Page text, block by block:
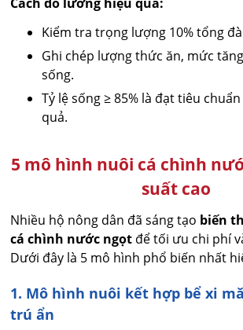
Cách đo lường hiệu quả:
Kiểm tra trọng lượng 10% tổng
Ghi chép lượng thức ăn, mức
sống.
Tỷ lệ sống ≥ 85% là đạt tiêu
quả.
5 mô hình nuôi cá chình
suất cao
Nhiều hộ nông dân đã sáng tạo biến
cá chình nước ngọt để tối ưu chi phí
Dưới đây là 5 mô hình phổ biến nhất
1. Mô hình nuôi kết hợp bể xi
trú ẩn